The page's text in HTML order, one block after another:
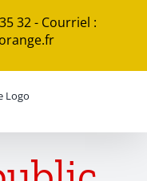
32 - Courriel :